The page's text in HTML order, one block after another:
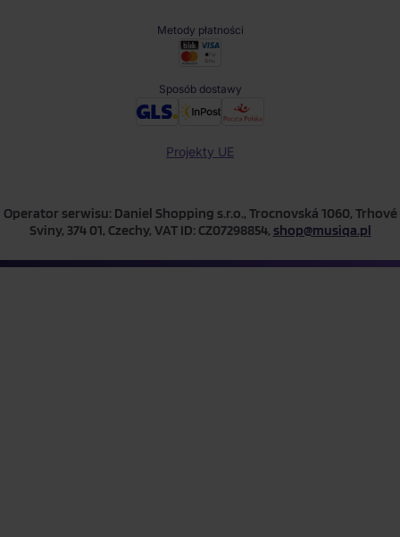
Metody płatności
Sposób dostawy
Projekty UE
Operator serwisu: Daniel Shopping s.r.o., Trocnovská 1060, Trhové
Sviny, 374 01, Czechy, VAT ID: CZ07298854, shop@musiqa.pl